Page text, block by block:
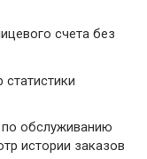
счета без
по обслуживанию
истории заказов